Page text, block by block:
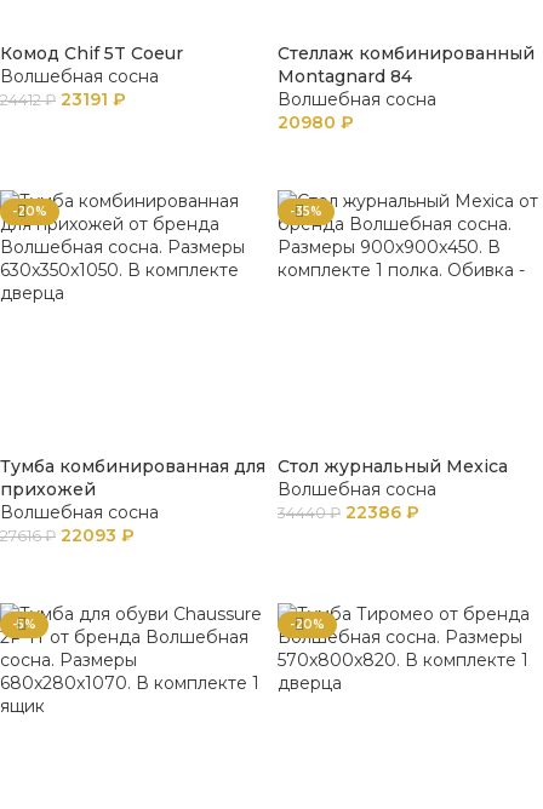
Комод Chif 5T Coeur
Волшебная сосна
24412₽ 23191 ₽
Стеллаж комбинированный
Montagnard 84
Волшебная сосна
20980 ₽
-20%
Тумба комбинированная для
прихожей
Волшебная сосна
27616₽ 22093 ₽
-35%
Стол журнальный Mexica
Волшебная сосна
34440₽ 22386 ₽
-5% -20%